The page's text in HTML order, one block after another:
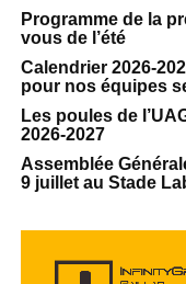
Programme de la
vous de l’été
Calendrier 2026-
pour nos équipes
Les poules de
2026-2027
Assemblée
9 juillet au Stade